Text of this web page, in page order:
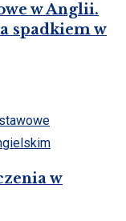
w Anglii.
spadkiem w
w